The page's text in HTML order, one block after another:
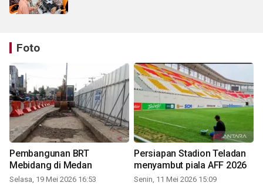
Foto
Pembangunan BRT
Mebidang di Medan
Selasa, 19 Mei 2026 16:53
Persiapan Stadion Teladan
menyambut piala AFF 2026
Senin, 11 Mei 2026 15:09